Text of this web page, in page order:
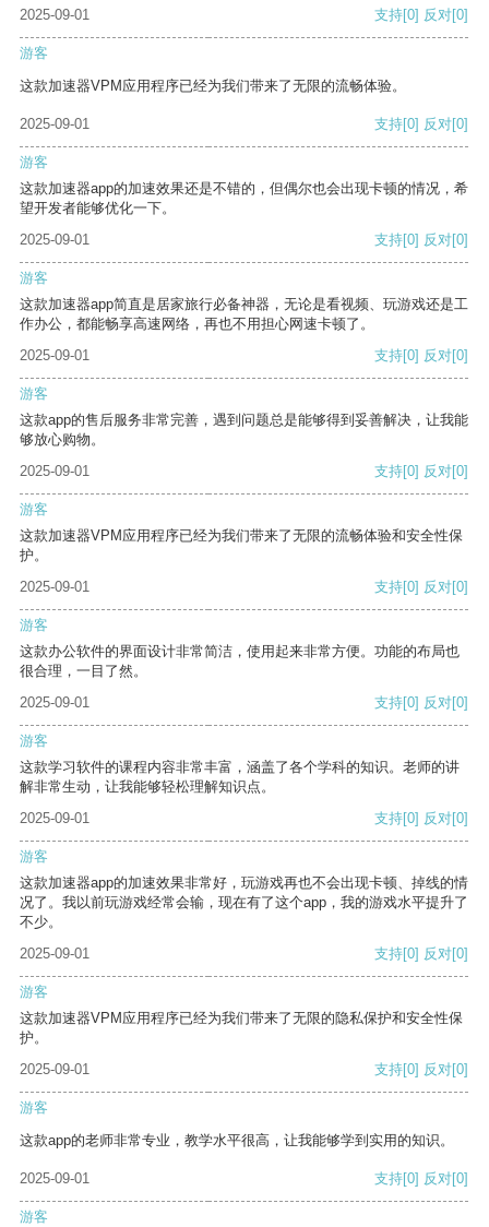
2025-09-01
支持[0] 反对[0]
游客
这款加速器VPM应用程序已经为我们带来了无限的流畅体验。
2025-09-01 支持[0] 反对[0]
游客
这款加速器app的加速效果还是不错的，但偶尔也会出现卡顿的情况，希
望开发者能够优化一下。
2025-09-01
支持[0] 反对[0]
游客
这款加速器app简直是居家旅行必备神器，无论是看视频、玩游戏还是工
作办公，都能畅享高速网络，再也不用担心网速卡顿了。
2025-09-01
支持[0] 反对[0]
游客
这款app的售后服务非常完善，遇到问题总是能够得到妥善解决，让我能
够放心购物。
2025-09-01
支持[0] 反对[0]
游客
这款加速器VPM应用程序已经为我们带来了无限的流畅体验和安全性保
护。
2025-09-01
支持[0] 反对[0]
游客
这款办公软件的界面设计非常简洁，使用起来非常方便。功能的布局也
很合理，一目了然。
2025-09-01
支持[0] 反对[0]
游客
这款学习软件的课程内容非常丰富，涵盖了各个学科的知识。老师的讲
解非常生动，让我能够轻松理解知识点。
2025-09-01
支持[0] 反对[0]
游客
这款加速器app的加速效果非常好，玩游戏再也不会出现卡顿、掉线的情
况了。我以前玩游戏经常会输，现在有了这个app，我的游戏水平提升了
不少。
2025-09-01
支持[0] 反对[0]
游客
这款加速器VPM应用程序已经为我们带来了无限的隐私保护和安全性保
护。
2025-09-01
支持[0] 反对[0]
游客
这款app的老师非常专业，教学水平很高，让我能够学到实用的知识。
2025-09-01 支持[0] 反对[0]
游客